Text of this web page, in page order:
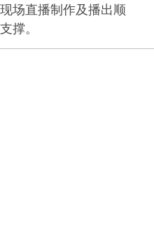
场直播制作及播出顺
撑。